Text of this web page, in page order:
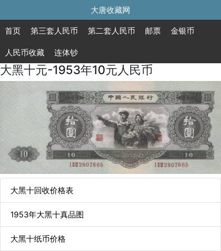
大唐收藏网
首页 第三套人民币 第二套人民币 邮票 金银币
人民币收藏 连体钞
大黑十元-1953年10元人民币
大黑十回收价格表
1953年大黑十真品图
大黑十纸币价格